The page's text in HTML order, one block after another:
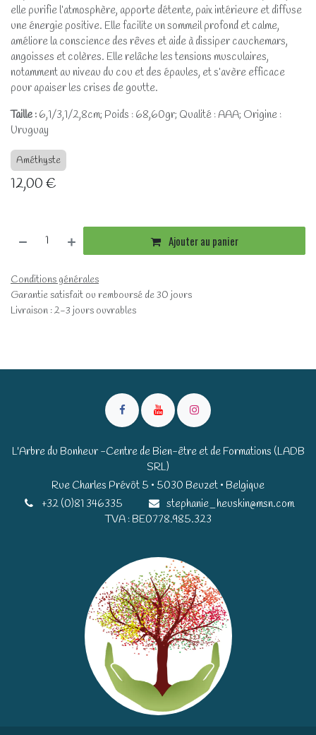
elle purifie l’atmosphère, apporte détente, paix intérieure et diffuse
une énergie positive. Elle facilite un sommeil profond et calme,
améliore la conscience des rêves et aide à dissiper cauchemars,
angoisses et colères. Elle relâche les tensions musculaires,
notamment au niveau du cou et des épaules, et s’avère efficace
pour apaiser les crises de goutte.
Taille : 6,1/3,1/2,8cm; Poids : 68,60gr; Qualité : AAA; Origine :
Uruguay
Améthyste
12,00€
Ajouter au panier
Conditions générales
Garantie satisfait ou remboursé de 30 jours
Livraison : 2-3 jours ouvrables
L'Arbre du Bonheur -Centre de Bien-être et de Formations (LADB
SRL)
Rue Charles Prévôt 5 • 5030 Beuzet • Belgique​​
+32 (0)81 346335
stephanie_heuskin@msn.com
TVA : BE0778.985.323